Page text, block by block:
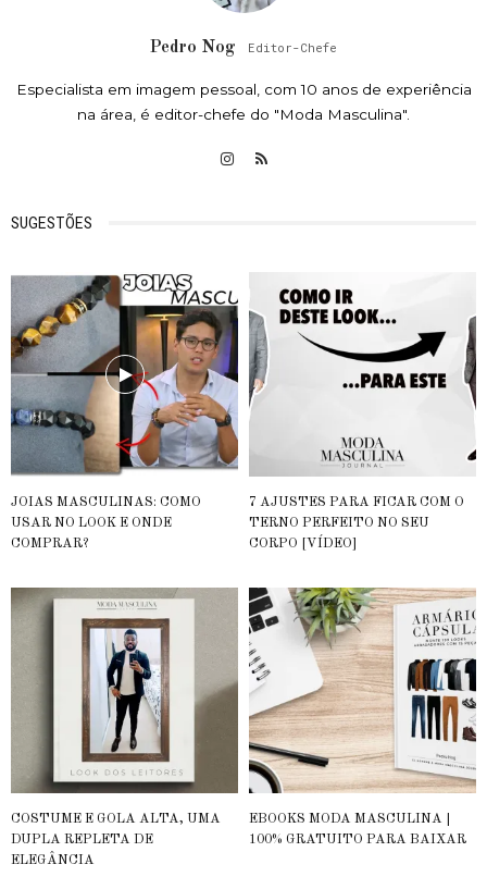
Pedro Nog Editor-Chefe
Especialista em imagem pessoal, com 10 anos de experiência
na área, é editor-chefe do "Moda Masculina".
SUGESTÕES
JOIAS MASCULINAS: COMO
USAR NO LOOK E ONDE
COMPRAR?
7 AJUSTES PARA FICAR COM O
TERNO PERFEITO NO SEU
CORPO [VÍDEO]
COSTUME E GOLA ALTA, UMA
DUPLA REPLETA DE
ELEGÂNCIA
EBOOKS MODA MASCULINA |
100% GRATUITO PARA BAIXAR